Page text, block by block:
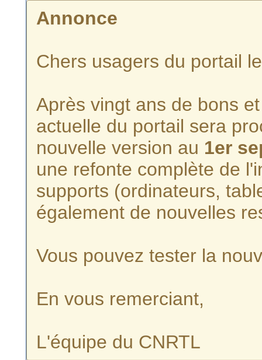
Annonce
Chers usagers du portail
Après vingt ans de bons
actuelle du portail sera
nouvelle version au 1er
une refonte complète de
supports (ordinateurs,
également de nouvelles
Vous pouvez tester la
En vous remerciant,
L'équipe du CNRTL